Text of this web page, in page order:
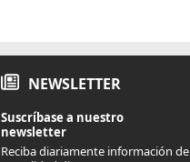
NEWSLETTER
Suscríbase a nuestro
newsletter
Reciba diariamente información de